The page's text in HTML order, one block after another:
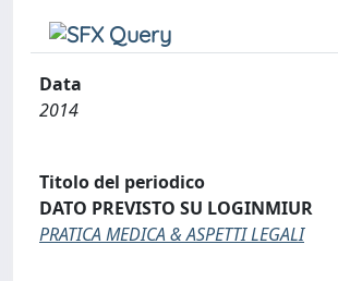
Data
2014
Titolo del periodico
DATO PREVISTO SU LOGINMIUR
PRATICA MEDICA & ASPETTI LEGALI